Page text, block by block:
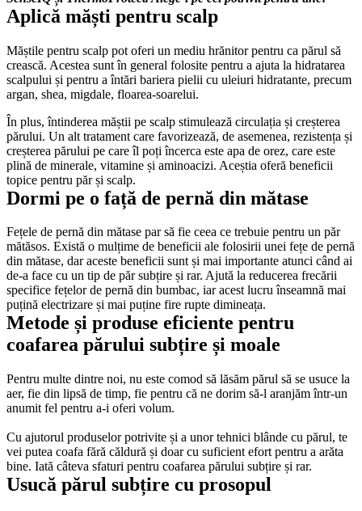
Aplică măști pentru scalp
Măștile pentru scalp pot oferi un mediu hrănitor pentru ca părul să
crească. Acestea sunt în general folosite pentru a ajuta la hidratarea
scalpului și pentru a întări bariera pielii cu uleiuri hidratante, precum
argan, shea, migdale, floarea-soarelui.
În plus, întinderea măștii pe scalp stimulează circulația și creșterea
părului. Un alt tratament care favorizează, de asemenea, rezistența și
creșterea părului pe care îl poți încerca este apa de orez, care este
plină de minerale, vitamine și aminoacizi. Aceștia oferă beneficii
topice pentru păr și scalp.
Dormi pe o față de pernă din mătase
Fețele de pernă din mătase par să fie ceea ce trebuie pentru un păr
mătăsos. Există o mulțime de beneficii ale folosirii unei fețe de pernă
din mătase, dar aceste beneficii sunt și mai importante atunci când ai
de-a face cu un tip de păr subțire și rar. Ajută la reducerea frecării
specifice fețelor de pernă din bumbac, iar acest lucru înseamnă mai
puțină electrizare și mai puține fire rupte dimineața.
Metode și produse eficiente pentru
coafarea părului subțire și moale
Pentru multe dintre noi, nu este comod să lăsăm părul să se usuce la
aer, fie din lipsă de timp, fie pentru că ne dorim să-l aranjăm într-un
anumit fel pentru a-i oferi volum.
Cu ajutorul produselor potrivite și a unor tehnici blânde cu părul, te
vei putea coafa fără căldură și doar cu suficient efort pentru a arăta
bine. Iată câteva sfaturi pentru coafarea părului subțire și rar.
Usucă părul subțire cu prosopul